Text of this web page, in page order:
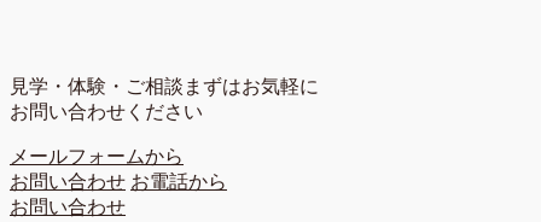
見学・体験・ご相談 まずはお気軽に
お問い合わせください
メールフォームから
お問い合わせ お電話から
お問い合わせ